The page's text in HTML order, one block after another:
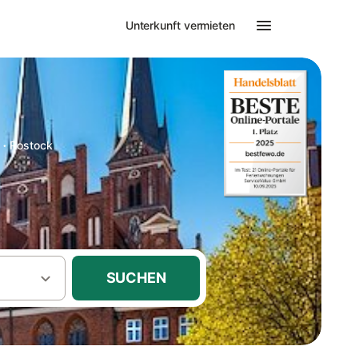
Unterkunft vermieten
· Rostock
SUCHEN